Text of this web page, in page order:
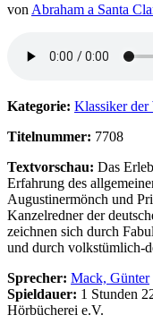
vonAbraham a Santa
Kategorie: Klassiker der
Titelnummer: 7708
Textvorschau: Das
Erfahrung des
Augustinermönch und
Kanzelredner der
zeichnen sich durch
und durch volkstümlich-
Sprecher: Mack, Günter
Spieldauer: 1 Stunden
Hörbücherei e.V.